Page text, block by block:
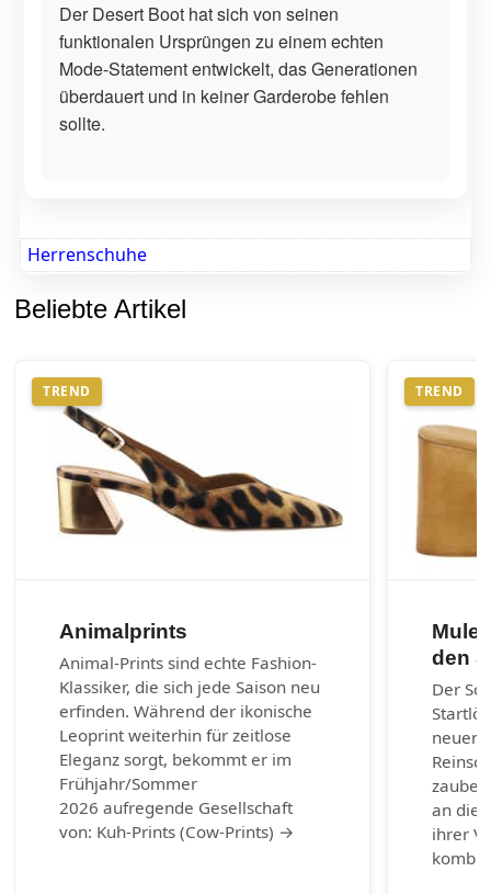
Der Desert Boot hat sich von seinen
funktionalen Ursprüngen zu einem echten
Mode-Statement entwickelt, das Generationen
überdauert und in keiner Garderobe fehlen
sollte.
Herrenschuhe
Beliebte Artikel
TREND
Animalprints
Animal-Prints sind echte Fashion-
Klassiker, die sich jede Saison neu
erfinden. Während der ikonische
Leoprint weiterhin für zeitlose
Eleganz sorgt, bekommt er im
Frühjahr/Sommer
2026 aufregende Gesellschaft
von: Kuh-Prints (Cow-Prints) →
TREND
den
Der
neuen
an die
ihrer